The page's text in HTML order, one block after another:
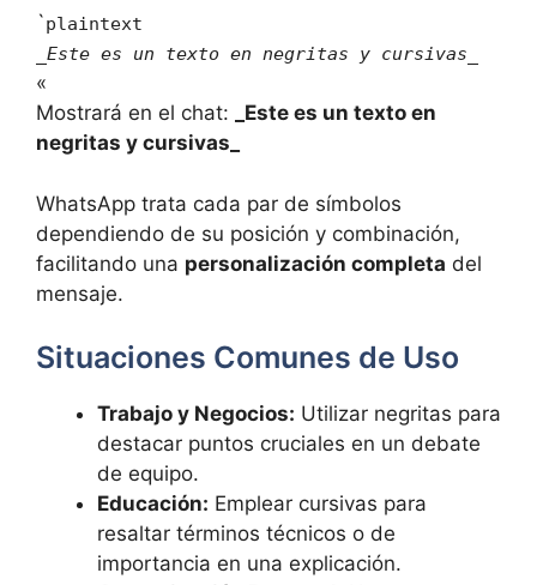
`plaintext
_Este es un texto en negritas y cursivas_
«
Mostrará en el chat:
_Este es un texto en
negritas y cursivas_
WhatsApp trata cada par de símbolos
dependiendo de su posición y combinación,
facilitando una personalización completa del
mensaje.
Situaciones Comunes de Uso
Trabajo y Negocios: Utilizar negritas para
destacar puntos cruciales en un debate
de equipo.
Educación: Emplear cursivas para
resaltar términos técnicos o de
importancia en una explicación.